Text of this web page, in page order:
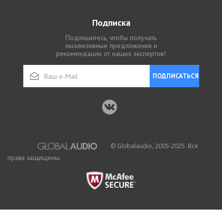
Подписка
Подпишитесь, чтобы получать
эксклюзивные предложения и
рекомендации от наших экспертов!
ПОДПИСАТЬСЯ
© Globalaudio, 2005-2025. Все
права защищены.